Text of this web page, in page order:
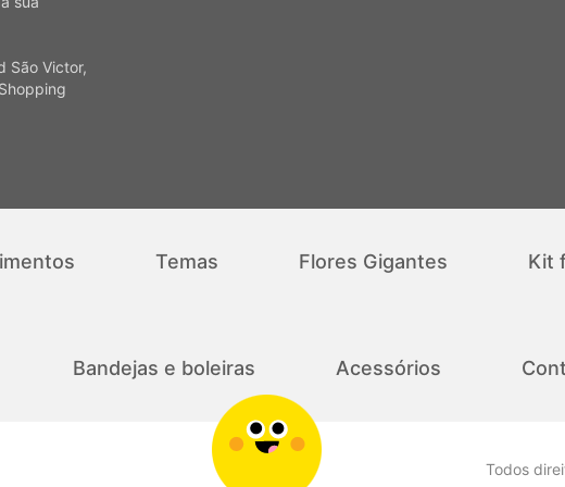
São Victor,
Temas Flores Gigantes Kit
Bandejas e boleiras Acessórios
Todos